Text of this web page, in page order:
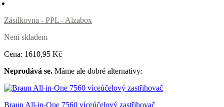
Zásilkovna - PPL - Alzabox
Není skladem
Cena: 1610,95 Kč
Neprodává se. Máme ale dobré alternativy:
Braun All-in-One 7560 víceúčelový zastřihovač